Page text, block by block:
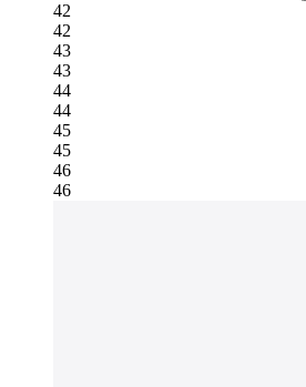
42
42
43
43
44
44
45
45
46
46